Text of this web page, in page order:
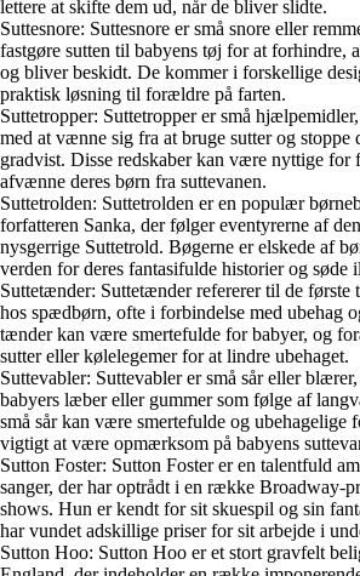
lettere at skifte dem ud, når de bliver slidte.
Suttesnore: Suttesnore er små snore eller
fastgøre sutten til babyens tøj for at forhindre,
og bliver beskidt. De kommer i forskellige
praktisk løsning til forældre på farten.
Suttetropper: Suttetropper er små
med at vænne sig fra at bruge sutter og stoppe
gradvist. Disse redskaber kan være nyttige for
afvænne deres børn fra suttevanen.
Suttetrolden: Suttetrolden er en populær
forfatteren Sanka, der følger eventyrerne af
nysgerrige Suttetrold. Bøgerne er elskede af
verden for deres fantasifulde historier og søde
Suttetænder: Suttetænder refererer til de første
hos spædbørn, ofte i forbindelse med ubehag
tænder kan være smertefulde for babyer, og
sutter eller kølelegemer for at lindre ubehaget.
Suttevabler: Suttevabler er små sår eller
babyers læber eller gummer som følge af
små sår kan være smertefulde og ubehagelige
vigtigt at være opmærksom på babyens
Sutton Foster: Sutton Foster er en talentfuld
sanger, der har optrådt i en række Broadway-
shows. Hun er kendt for sit skuespil og sin
har vundet adskillige priser for sit arbejde i
Sutton Hoo: Sutton Hoo er et stort gravfelt